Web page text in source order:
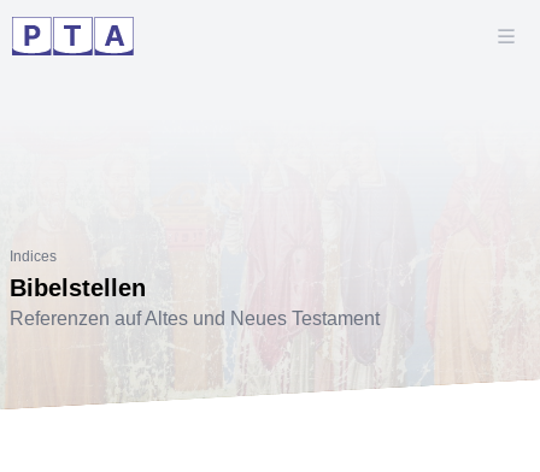
Indices
Bibelstellen
Referenzen auf Altes und Neues Testament